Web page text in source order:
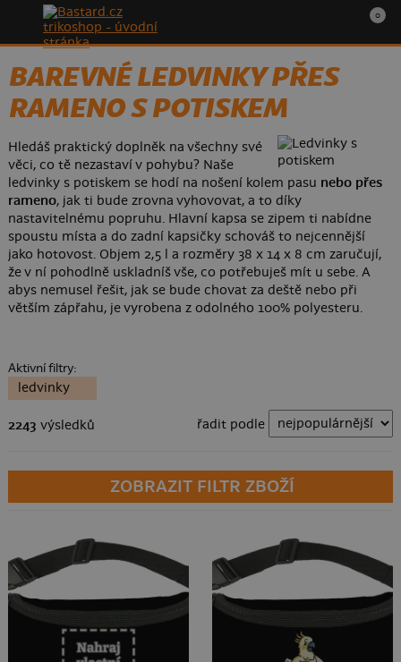
0
BAREVNÉ LEDVINKY PŘES
RAMENO S POTISKEM
Hledáš praktický doplněk na všechny své
věci, co tě nezastaví v pohybu? Naše
ledvinky s potiskem se hodí na nošení kolem pasu nebo přes
rameno, jak ti bude zrovna vyhovovat, a to díky
nastavitelnému popruhu. Hlavní kapsa se zipem ti nabídne
spoustu místa a do zadní kapsičky schováš to nejcennější
jako hotovost. Objem 2,5 l a rozměry 38 x 14 x 8 cm zaručují,
že v ní pohodlně uskladníš vše, co potřebuješ mít u sebe. A
abys nemusel řešit, jak se bude chovat za deště nebo při
větším zápřahu, je vyrobena z odolného 100% polyesteru.
Aktivní filtry:
ledvinky
2243 výsledků řadit podle
ZOBRAZIT FILTR ZBOŽÍ